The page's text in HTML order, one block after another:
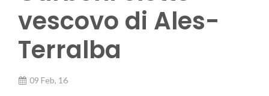
vescovo di Ales-
Terralba
09 Feb, 16